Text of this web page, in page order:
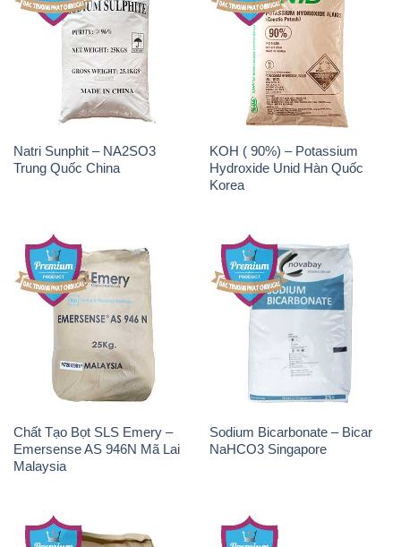
Natri Sunphit – NA2SO3
Trung Quốc China
KOH ( 90%) – Potassium
Hydroxide Unid Hàn Quốc
Chất Tạo Bọt SLS Emery –
Emersense AS 946N Mã Lai
Malaysia
Sodium Bicarbonate – Bicar
NaHCO3 Singapore